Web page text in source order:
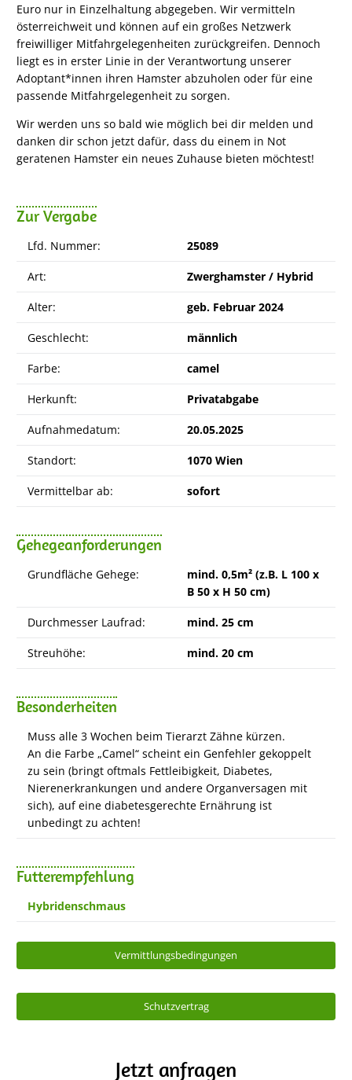
Euro nur in Einzelhaltung abgegeben. Wir vermitteln
österreichweit und können auf ein großes Netzwerk
freiwilliger Mitfahrgelegenheiten zurückgreifen. Dennoch
liegt es in erster Linie in der Verantwortung unserer
Adoptant*innen ihren Hamster abzuholen oder für eine
passende Mitfahrgelegenheit zu sorgen.
Wir werden uns so bald wie möglich bei dir melden und
danken dir schon jetzt dafür, dass du einem in Not
geratenen Hamster ein neues Zuhause bieten möchtest!
Zur Vergabe
Lfd. Nummer: 25089
Art: Zwerghamster / Hybrid
Alter: geb. Februar 2024
Geschlecht: männlich
Farbe: camel
Herkunft: Privatabgabe
Aufnahmedatum: 20.05.2025
Standort: 1070 Wien
Vermittelbar ab: sofort
Gehegeanforderungen
Grundfläche Gehege:
mind. 0,5m² (z.B. L 100 x
B 50 x H 50 cm)
Durchmesser Laufrad: mind. 25 cm
Streuhöhe: mind. 20 cm
Besonderheiten
Muss alle 3 Wochen beim Tierarzt Zähne kürzen.
An die Farbe „Camel“ scheint ein Genfehler gekoppelt
zu sein (bringt oftmals Fettleibigkeit, Diabetes,
Nierenerkrankungen und andere Organversagen mit
sich), auf eine diabetesgerechte Ernährung ist
unbedingt zu achten!
Futterempfehlung
Hybridenschmaus
Vermittlungsbedingungen
Schutzvertrag
Jetzt anfragen